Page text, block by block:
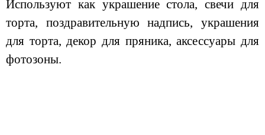
Используют как украшение стола, свечи для
торта, поздравительную надпись, украшения
для торта, декор для пряника, аксессуары для
фотозоны.